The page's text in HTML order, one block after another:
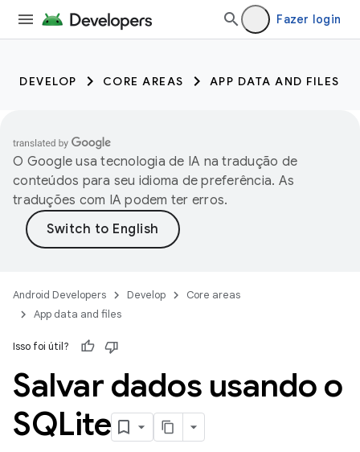
Fazer login
DEVELOP CORE AREAS APP DATA AND FILES
O Google usa tecnologia de IA na tradução de
conteúdos para seu idioma de preferência. As
traduções com IA podem ter erros.
Android Developers Develop
Core areas
App data and files
Isso foi útil?
Salvar dados usando o
SQLite